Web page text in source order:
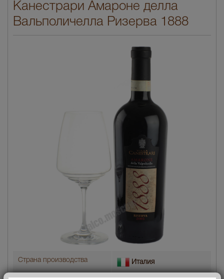
Канестрари Амароне делла
Вальполичелла Ризерва 1888
Страна производства Италия